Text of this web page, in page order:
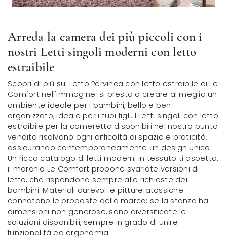
Arreda la camera dei più piccoli con i
nostri Letti singoli moderni con letto
estraibile
Scopri di più sul Letto Pervinca con letto estraibile di Le
Comfort nell'immagine: si presta a creare al meglio un
ambiente ideale per i bambini, bello e ben
organizzato, ideale per i tuoi figli. I Letti singoli con letto
estraibile per la cameretta disponibili nel nostro punto
vendita risolvono ogni difficoltà di spazio e praticità,
assicurando contemporaneamente un design unico.
Un ricco catalogo di letti moderni in tessuto ti aspetta:
il marchio Le Comfort propone svariate versioni di
letto, che rispondono sempre alle richieste dei
bambini. Materiali durevoli e pitture atossiche
connotano le proposte della marca: se la stanza ha
dimensioni non generose, sono diversificate le
soluzioni disponibili, sempre in grado di unire
funzionalità ed ergonomia.